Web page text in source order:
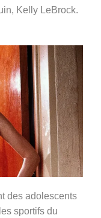
Kelly LeBrock.
des adolescents
sportifs du